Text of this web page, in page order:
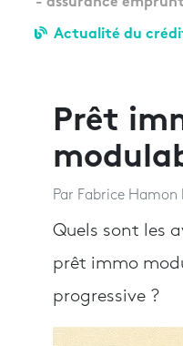
- assurance
Actualité du
Prêt
Par Fabrice Hamon
Quels sont les
prêt immo
progressive ?